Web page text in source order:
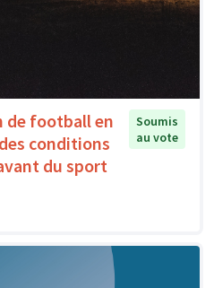
de football en
conditions
du sport
Soumis
au vote